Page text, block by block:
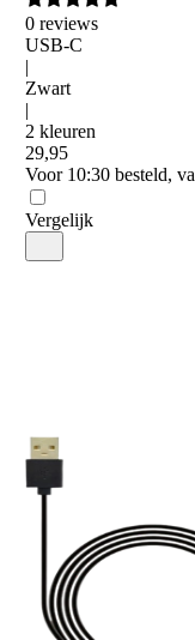
0 reviews
USB-C
|
Zwart
|
2 kleuren
29,95
Voor 10:30 besteld,
Vergelijk